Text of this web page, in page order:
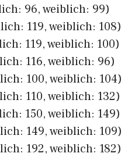
96, weiblich: 99)
119, weiblich: 108)
119, weiblich: 100)
116, weiblich: 96)
100, weiblich: 104)
110, weiblich: 132)
150, weiblich: 149)
149, weiblich: 109)
192, weiblich: 182)